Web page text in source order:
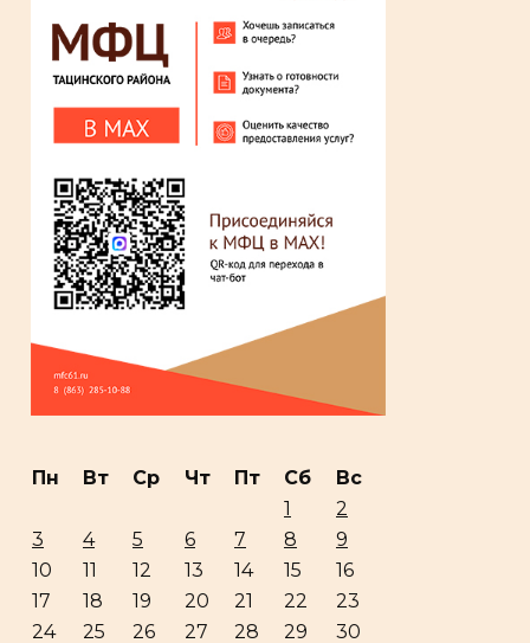
Пн Вт Ср Чт Пт Сб
Вс
1
2
3
4 5 6 7 8
9
10
11 12 13 14 15
16
17
18 19 20 21 22
23
24
25 26 27 28 29 30